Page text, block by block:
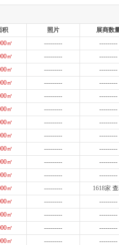
积 照片
展商数
㎡ ---------
---------
㎡ ---------
---------
㎡ ---------
---------
㎡ ---------
---------
㎡ ---------
---------
㎡ ---------
---------
㎡ ---------
---------
㎡ ---------
---------
㎡ ---------
---------
㎡ ---------
---------
㎡ ---------
---------
㎡ --------- 1618家
㎡ ---------
---------
㎡ ---------
---------
㎡ ---------
---------
㎡ ---------
---------